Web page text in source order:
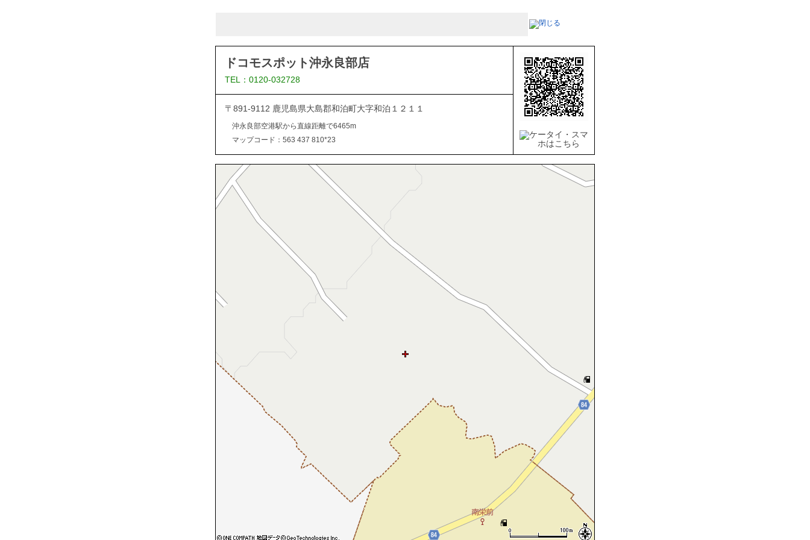
ドコモスポット沖永良部店
TEL：0120-032728
〒891-9112 鹿児島県大島郡和泊町大字和泊１２１１
沖永良部空港駅から直線距離で6465m
マップコード：563 437 810*23